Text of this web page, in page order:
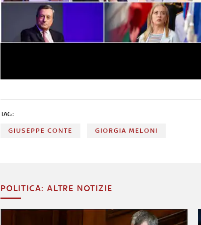
TAG:
GIUSEPPE CONTE GIORGIA MELONI
POLITICA: ALTRE NOTIZIE